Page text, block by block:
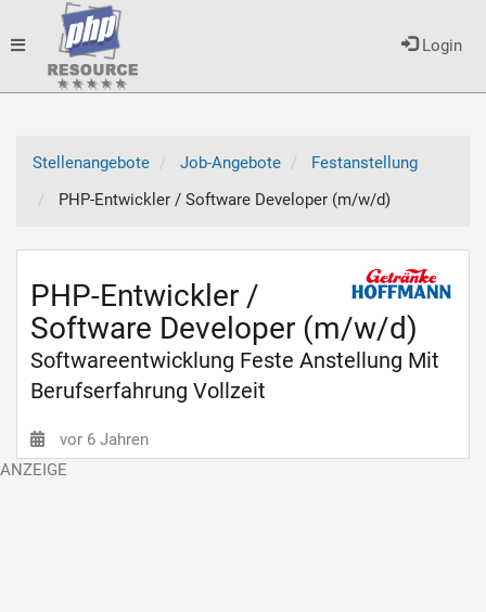
Login
Toggle
Stellenangebote
Job-Angebote
Festanstellung
PHP-Entwickler / Software Developer (m/w/d)
PHP-Entwickler /
Software Developer (m/w/d)
Softwareentwicklung Feste Anstellung Mit
Berufserfahrung Vollzeit
vor 6 Jahren